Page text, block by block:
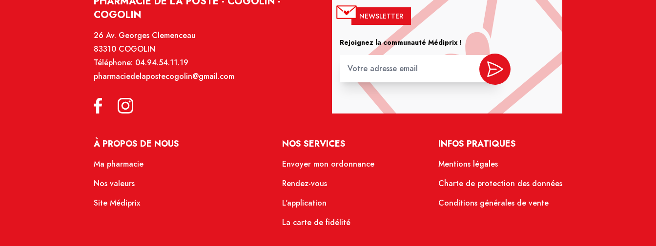
COGOLIN
26 Av. Georges Clemenceau
83310 COGOLIN
Téléphone: 04.94.54.11.19
pharmaciedelapostecogolin@gmail.com
NEWSLETTER
Rejoignez la communauté Médiprix !
À PROPOS DE NOUS
Ma pharmacie
Nos valeurs
Site Médiprix
NOS SERVICES
Envoyer mon ordonnance
Rendez-vous
L'application
La carte de fidélité
INFOS PRATIQUES
Mentions légales
Charte de protection des données
Conditions générales de vente